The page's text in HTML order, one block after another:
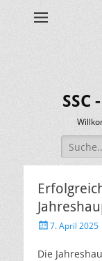
SSC
Suche
nach:
Veröffentlicht
7. April 2025
Die